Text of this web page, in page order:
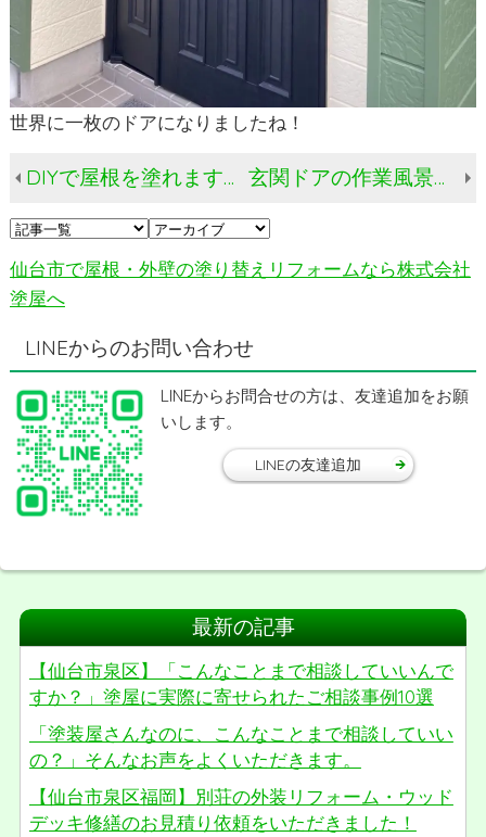
世界に一枚のドアになりましたね！
DIYで屋根を塗れますか？ 玄関ドアの作業風景を現地からお届けします
仙台市で屋根・外壁の塗り替えリフォームなら株式会社
塗屋へ
LINEからのお問い合わせ
LINEからお問合せの方は、友達追加をお願
いします。
LINEの友達追加
最新の記事
【仙台市泉区】「こんなことまで相談していいんで
すか？」塗屋に実際に寄せられたご相談事例10選
「塗装屋さんなのに、こんなことまで相談していい
の？」そんなお声をよくいただきます。
【仙台市泉区福岡】別荘の外装リフォーム・ウッド
デッキ修繕のお見積り依頼をいただきました！